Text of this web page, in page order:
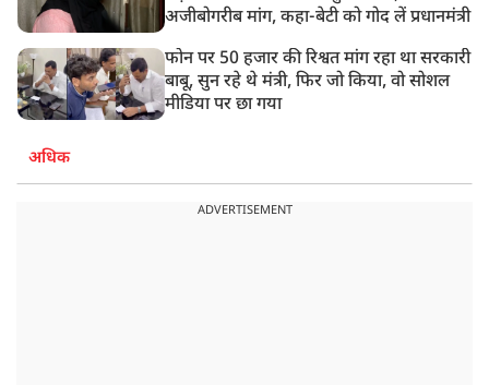
अजीबोगरीब मांग, कहा-बेटी को गोद लें प्रधानमंत्री
फोन पर 50 हजार की रिश्वत मांग रहा था सरकारी
बाबू, सुन रहे थे मंत्री, फिर जो किया, वो सोशल
मीडिया पर छा गया
अधिक
ADVERTISEMENT